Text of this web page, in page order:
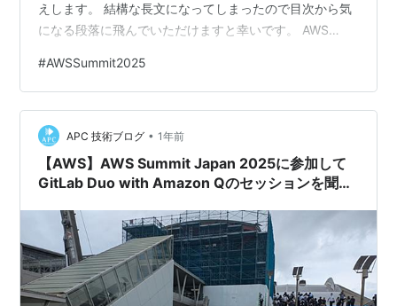
えします。 結構な長文になってしまったので目次から気
になる段落に飛んでいただけますと幸いです。 AWS
弁当とか持ち物とか 現地でしかできない体験を優先する
Day2 Special Session Day2 通しての感想など AFEELA 1
の実車展示。 Serverlesspresso - コーヒーをサーバーレ
スとともに - IoT…
#AWSSummit2025
APC 技術ブログ • 1年前
【AWS】AWS Summit Japan 2025に参加して
GitLab Duo with Amazon Qのセッションを聞い